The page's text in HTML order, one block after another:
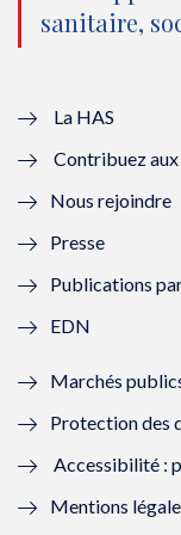
l
l
f
t
sanitaire,
La HAS
Contribuez
Nous rejoindre
Presse
Publications
EDN
Marchés
Protection des
Accessibilité :
Mentions